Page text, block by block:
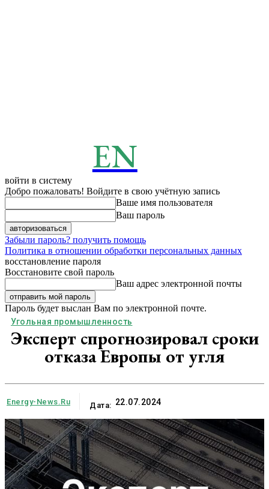
EN
войти в систему
Добро пожаловать! Войдите в свою учётную запись
Ваше имя пользователя
Ваш пароль
Забыли пароль? получить помощь
Политика в отношении обработки персональных данных
восстановление пароля
Восстановите свой пароль
Ваш адрес электронной почты
Пароль будет выслан Вам по электронной почте.
Угольная промышленность
Эксперт спрогнозировал сроки
отказа Европы от угля
Energy-News.ru Дата: 22.07.2024